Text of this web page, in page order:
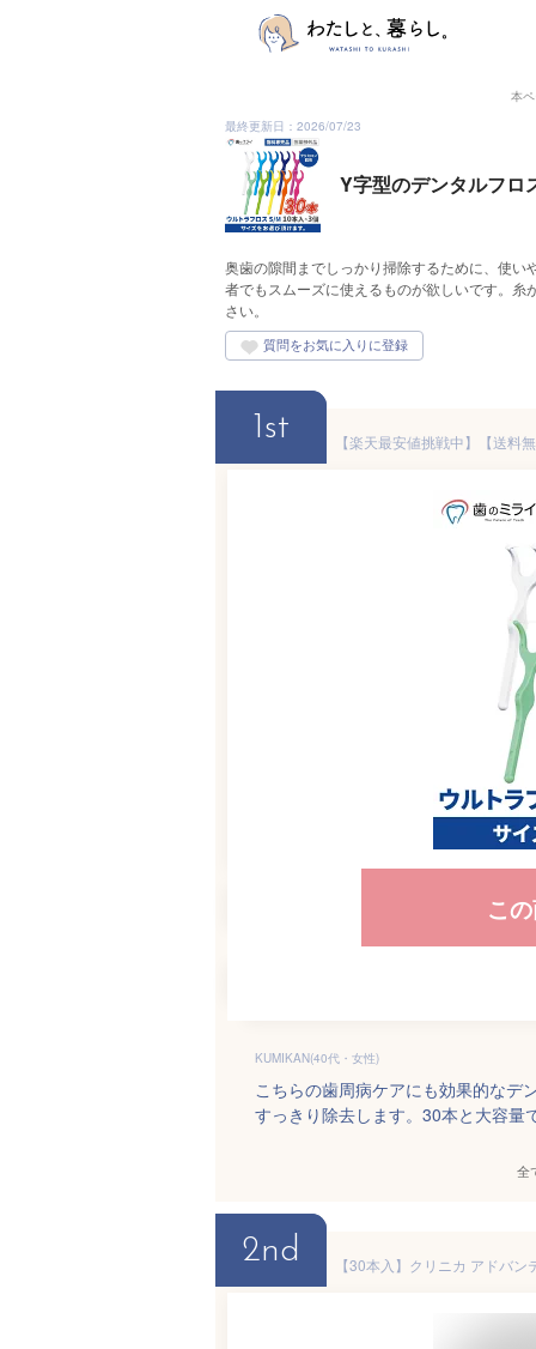
本
最終更新日：2026/07/23
Y字型のデンタルフロ
奥歯の隙間までしっかり掃除するために、使
者でもスムーズに使えるものが欲しいです。
さい。
1st
こ
KUMIKAN(40代・女性)
こちらの歯周病ケアにも効果的なデ
すっきり除去します。30本と大容量
全
2nd